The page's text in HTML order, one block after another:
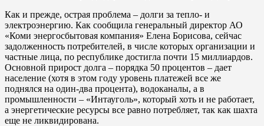
Как и прежде, острая проблема – долги за тепло- и
электроэнергию. Как сообщила генеральный директор АО
«Коми энергосбытовая компания» Елена Борисова, сейчас
задолженность потребителей, в числе которых организации и
частные лица, по республике достигла почти 15 миллиардов.
Основной прирост долга – порядка 50 процентов – дает
население (хотя в этом году уровень платежей все же
поднялся на один-два процента), водоканалы, а в
промышленности – «Интауголь», который хоть и не работает,
а энергетические ресурсы все равно потребляет, так как шахта
еще не ликвидирована.